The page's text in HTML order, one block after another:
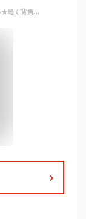
＼P5倍＋限定クーポンあり／【 改良版モデル★軽く背負える 】 ビジネスリュック 通勤 リュック メンズ 大容量 拡張 20L〜35L 撥水 PC収納 15.6インチ 軽量 出張 A4 3way対応 ビジネス リュックサック カバン バッグ usb充電ポート 通学 機内持ち込み